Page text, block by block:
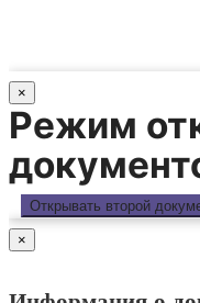
×
Режим
Открывать второй
×